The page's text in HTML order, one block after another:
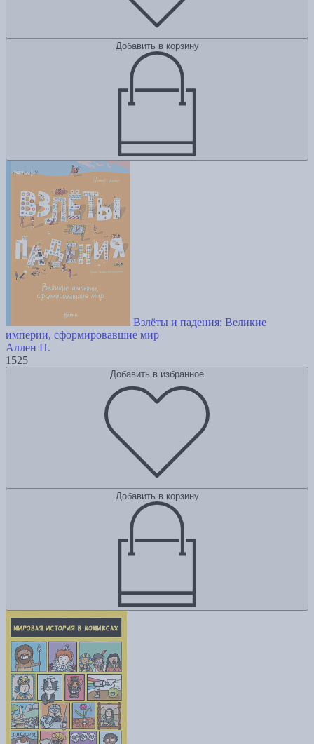
Добавить в корзину
Взлёты и падения: Великие
империи, сформировавшие мир
Аллен П.
1525
Добавить в избранное
Добавить в корзину